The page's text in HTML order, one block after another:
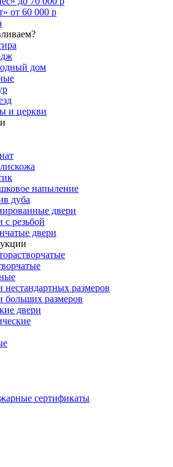
от 60 000 р
дом
и церкви
напыление
дуба
двери
с резьбой
двери
нестандартных размеров
больших размеров
двери
сертификаты